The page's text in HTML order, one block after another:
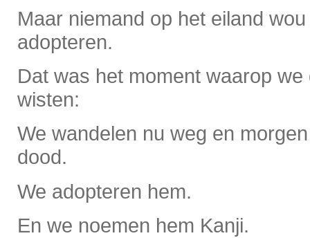
Maar niemand op het eiland
adopteren.
Dat was het moment waarop
wisten:
We wandelen nu weg en
dood.
We adopteren hem.
En we noemen hem Kanji.